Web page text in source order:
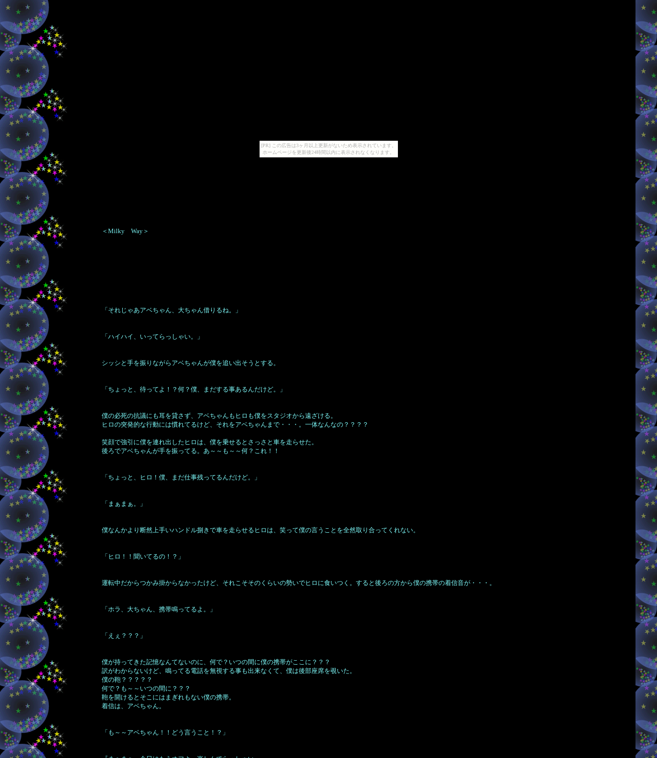
[PR] この広告は3ヶ月以上更新がないため表示されています。
ホームページを更新後24時間以内に表示されなくなります。
＜Milky Way＞
「それじゃあアベちゃん、大ちゃん借りるね。」
「ハイハイ、いってらっしゃい。」
シッシと手を振りながらアベちゃんが僕を追い出そうとする。
「ちょっと、待ってよ！？何？僕、まだする事あるんだけど。」
僕の必死の抗議にも耳を貸さず、アベちゃんもヒロも僕をスタジオから遠ざける。
ヒロの突発的な行動には慣れてるけど、それをアベちゃんまで・・・。一体なんなの？？？？
笑顔で強引に僕を連れ出したヒロは、僕を乗せるとさっさと車を走らせた。
後ろでアベちゃんが手を振ってる。あ～～も～～何？これ！！
「ちょっと、ヒロ！僕、まだ仕事残ってるんだけど。」
「まぁまぁ。」
僕なんかより断然上手いハンドル捌きで車を走らせるヒロは、笑って僕の言うことを全然取り合ってくれない。
「ヒロ！！聞いてるの！？」
運転中だからつかみ掛からなかったけど、それこそそのくらいの勢いでヒロに食いつく。すると後ろの方から僕の携帯の着信音が・・・。
「ホラ、大ちゃん、携帯鳴ってるよ。」
「えぇ？？？」
僕が持ってきた記憶なんてないのに、何で？いつの間に僕の携帯がここに？？？
訳がわからないけど、鳴ってる電話を無視する事も出来なくて、僕は後部座席を覗いた。
僕の鞄？？？？？
何で？も～～いつの間に？？？
鞄を開けるとそこにはまぎれもない僕の携帯。
着信は、アベちゃん。
「も～～アベちゃん！！どう言うこと！？」